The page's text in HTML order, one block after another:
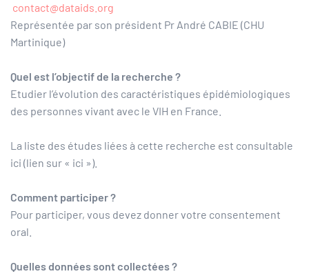
contact@dataids.org
Représentée par son président Pr André CABIE (CHU
Martinique)
Quel est l’objectif de la recherche ?
Etudier l’évolution des caractéristiques épidémiologiques
des personnes vivant avec le VIH en France.
La liste des études liées à cette recherche est consultable
ici (lien sur « ici »).
Comment participer ?
Pour participer, vous devez donner votre consentement
oral.
Quelles données sont collectées ?